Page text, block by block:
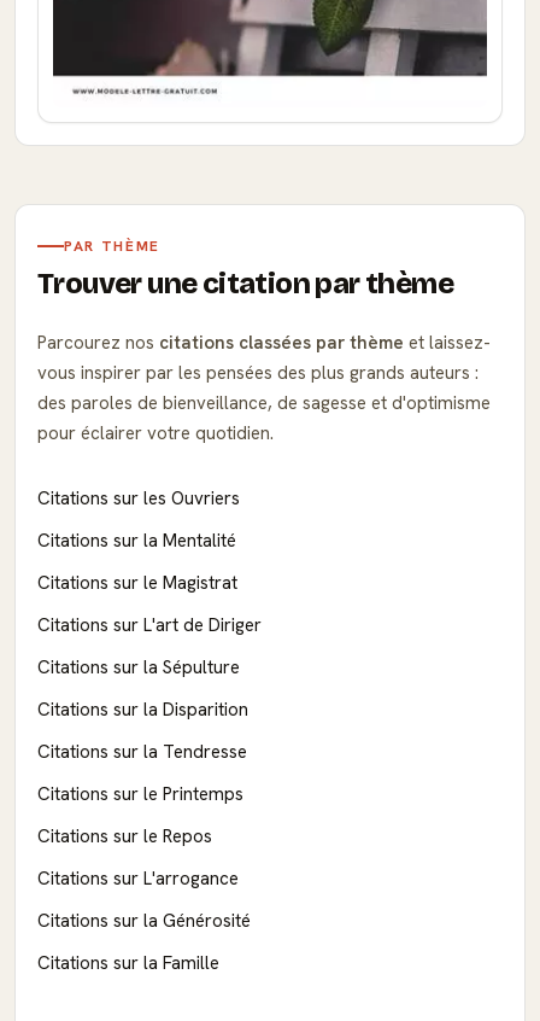
PAR THÈME
Trouver une citation par thème
Parcourez nos citations classées par thème et laissez-
vous inspirer par les pensées des plus grands auteurs :
des paroles de bienveillance, de sagesse et d'optimisme
pour éclairer votre quotidien.
Citations sur les Ouvriers
Citations sur la Mentalité
Citations sur le Magistrat
Citations sur L'art de Diriger
Citations sur la Sépulture
Citations sur la Disparition
Citations sur la Tendresse
Citations sur le Printemps
Citations sur le Repos
Citations sur L'arrogance
Citations sur la Générosité
Citations sur la Famille